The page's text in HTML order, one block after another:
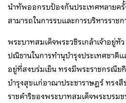
นำทัพออกรบป้องกันประเทศหลายค
สามารถในการรบและการบริหารราช
พระบาทสมเด็จพระวชิรเกล้าเจ้าอยู่หั
ปณิธานในการทำนุบำรุงประเทศชาติ
อยู่ที่สงบร่มเย็น ทรงมีพระราชกรณีย
บำรุงสุขแก่อาณาประชาราษฎร์ ทรงสื
ราชดำริของพระบาทสมเด็จพระบรม